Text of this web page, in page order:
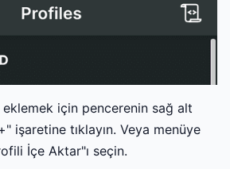
için pencerenin sağ alt
işaretine tıklayın. Veya menüye
İçe Aktar"ı seçin.